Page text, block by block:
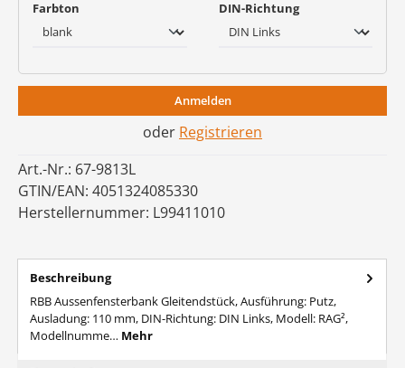
Farbton DIN-Richtungauswählen
Anmelden
oder Registrieren
Art.-Nr.: 67-9813L
GTIN/EAN: 4051324085330
Herstellernummer: L99411010
Beschreibung
RBB Aussenfensterbank Gleitendstück, Ausführung: Putz,
Ausladung: 110 mm, DIN-Richtung: DIN Links, Modell: RAG²,
Modellnumme… Mehr